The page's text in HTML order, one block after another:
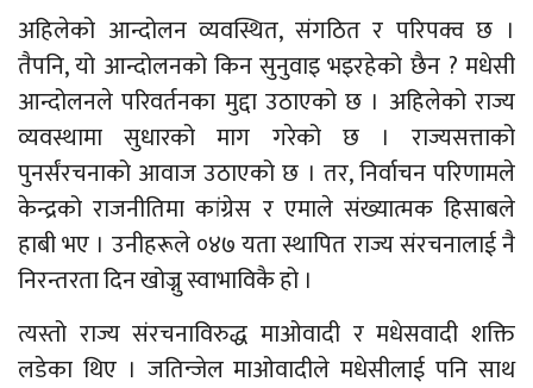
अहिलेको आन्दोलन व्यवस्थित, संगठित र परिपक्व छ ।
तैपनि, यो आन्दोलनको किन सुनुवाइ भइरहेको छैन ? मधेसी
आन्दोलनले परिवर्तनका मुद्दा उठाएको छ । अहिलेको राज्य
व्यवस्थामा सुधारको माग गरेको छ । राज्यसत्ताको
पुनर्संरचनाको आवाज उठाएको छ । तर, निर्वाचन परिणामले
केन्द्रको राजनीतिमा कांग्रेस र एमाले संख्यात्मक हिसाबले
हाबी भए । उनीहरूले ०४७ यता स्थापित राज्य संरचनालाई नै
निरन्तरता दिन खोज्नु स्वाभाविकै हो ।
त्यस्तो राज्य संरचनाविरुद्ध माओवादी र मधेसवादी शक्ति
लडेका थिए । जतिन्जेल माओवादीले मधेसीलाई पनि साथ